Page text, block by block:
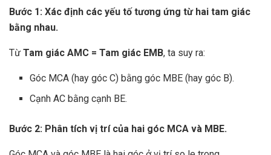
Bước 1: Xác định các yếu tố tương ứng từ hai tam giác
bằng nhau.
Từ Tam giác AMC = Tam giác EMB, ta suy ra:
Góc MCA (hay góc C) bằng góc MBE (hay góc B).
Cạnh AC bằng cạnh BE.
Bước 2: Phân tích vị trí của hai góc MCA và MBE.